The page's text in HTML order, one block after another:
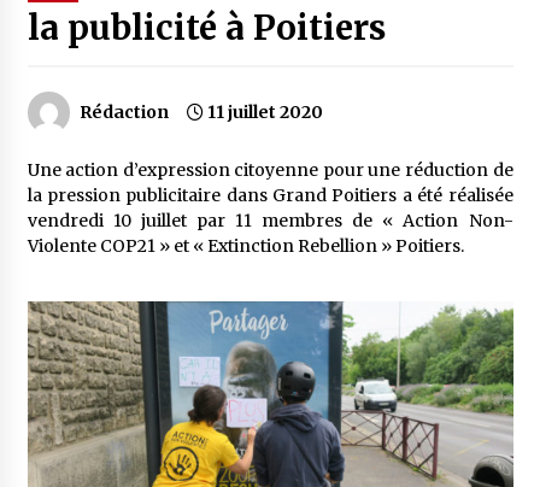
la publicité à Poitiers
Rédaction 11 juillet 2020
Une action d’expression citoyenne pour une réduction de
la pression publicitaire dans Grand Poitiers a été réalisée
vendredi 10 juillet par 11 membres de « Action Non-
Violente COP21 » et « Extinction Rebellion » Poitiers.